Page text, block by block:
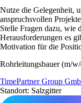
Nutze die Gelegenheit,
anspruchsvollen
Stelle Fragen dazu, wie
Herausforderungen es
Motivation für die
Rohrleitungsbauer (m/
TimePartner Group
Standort: Salzgitter